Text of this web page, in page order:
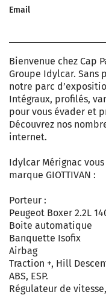
Email
Bienvenue chez Cap
Groupe Idylcar. Sans
notre parc
Intégraux, profilés,
pour vous évader et
Découvrez nos
internet.
Idylcar Mérignac
marque GIOTTIVAN :
Porteur :
Peugeot Boxer 2.2L
Boite automatique
Banquette Isofix
Airbag
Traction +, Hill
ABS, ESP.
Régulateur de